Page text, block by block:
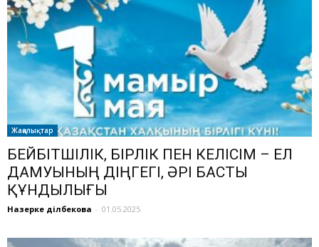
Жаңалықтар
БЕЙБІТШІЛІК, БІРЛІК ПЕН КЕЛІСІМ – ЕЛ
ДАМУЫНЫҢ ДІҢГЕГІ, ӘРІ БАСТЫ
ҚҰНДЫЛЫҒЫ
Назерке Әділбекова - 01.05.2025